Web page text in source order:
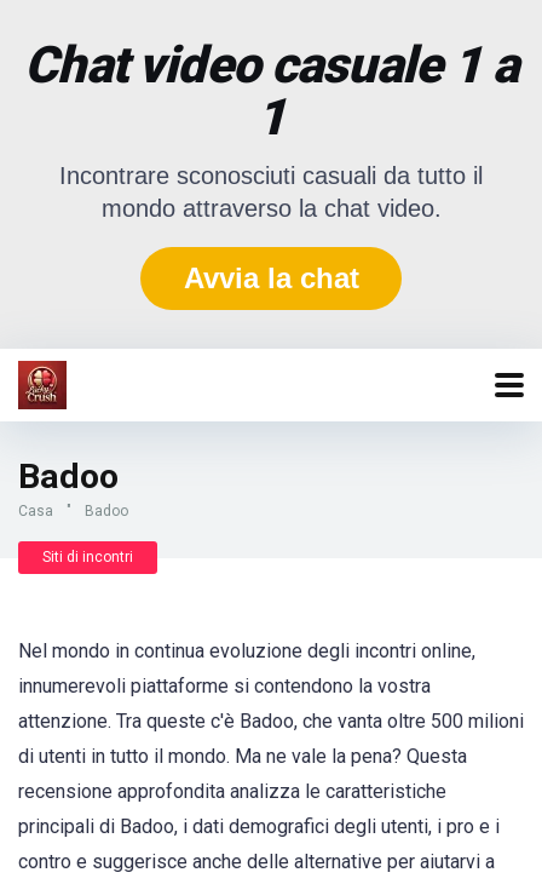
Chat video casuale 1 a
1
Incontrare sconosciuti casuali da tutto il
mondo attraverso la chat video.
Avvia la chat
Badoo
Casa " Badoo
Siti di incontri
Nel mondo in continua evoluzione degli incontri online,
innumerevoli piattaforme si contendono la vostra
attenzione. Tra queste c'è Badoo, che vanta oltre 500 milioni
di utenti in tutto il mondo. Ma ne vale la pena? Questa
recensione approfondita analizza le caratteristiche
principali di Badoo, i dati demografici degli utenti, i pro e i
contro e suggerisce anche delle alternative per aiutarvi a